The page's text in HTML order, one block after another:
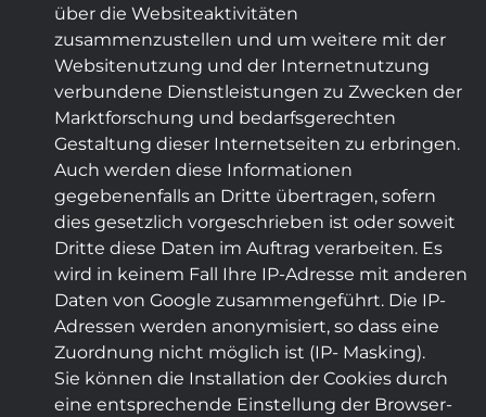
über die Websiteaktivitäten
zusammenzustellen und um weitere mit der
Websitenutzung und der Internetnutzung
verbundene Dienstleistungen zu Zwecken der
Marktforschung und bedarfsgerechten
Gestaltung dieser Internetseiten zu erbringen.
Auch werden diese Informationen
gegebenenfalls an Dritte übertragen, sofern
dies gesetzlich vorgeschrieben ist oder soweit
Dritte diese Daten im Auftrag verarbeiten. Es
wird in keinem Fall Ihre IP-Adresse mit anderen
Daten von Google zusammengeführt. Die IP-
Adressen werden anonymisiert, so dass eine
Zuordnung nicht möglich ist (IP- Masking).
Sie können die Installation der Cookies durch
eine entsprechende Einstellung der Browser-